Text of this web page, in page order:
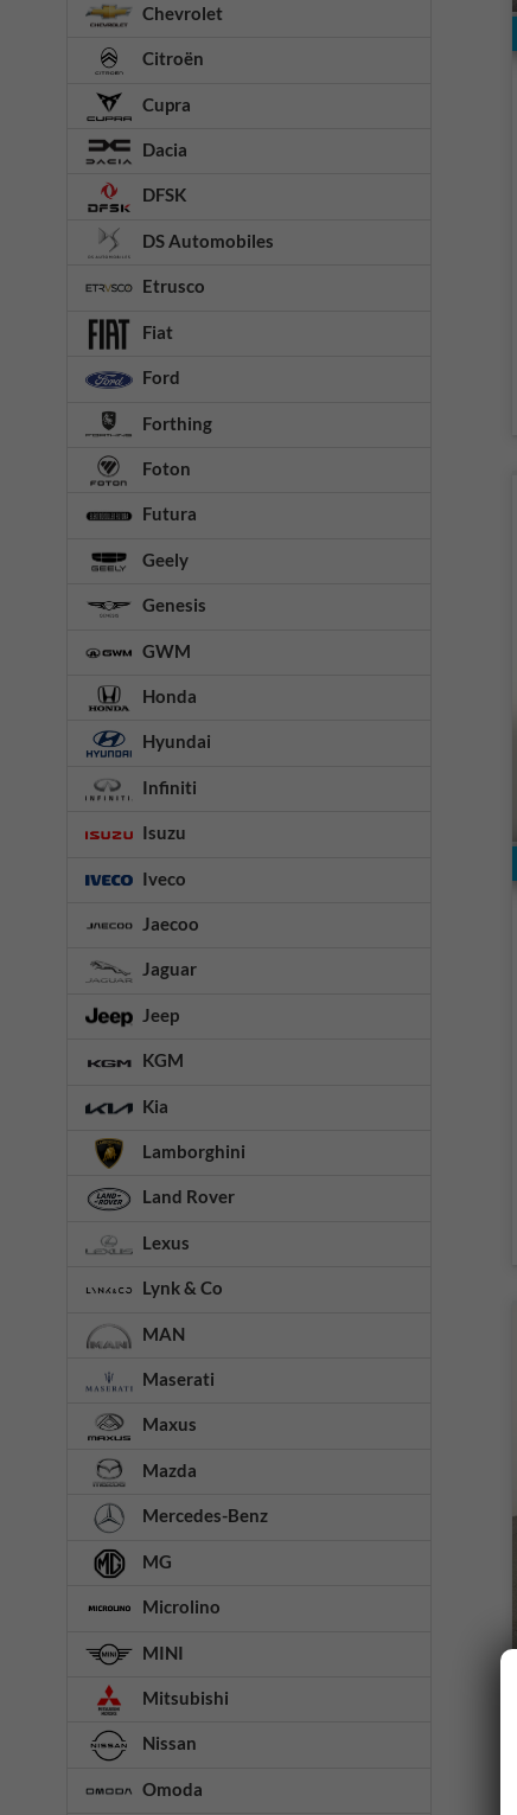
Chevrolet
Citroën
Cupra
Dacia
DFSK
DS Automobiles
Etrusco
Fiat
Ford
Forthing
Foton
Futura
Geely
Genesis
GWM
Honda
Hyundai
Infiniti
Isuzu
Iveco
Jaecoo
Jaguar
Jeep
KGM
Kia
Lamborghini
Land Rover
Lexus
Lynk & Co
MAN
Maserati
Maxus
Mazda
Mercedes-Benz
MG
Microlino
MINI
Mitsubishi
Nissan
Omoda